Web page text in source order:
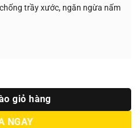
trầy xước, ngăn ngừa nấm
giỏ hàng
NGAY